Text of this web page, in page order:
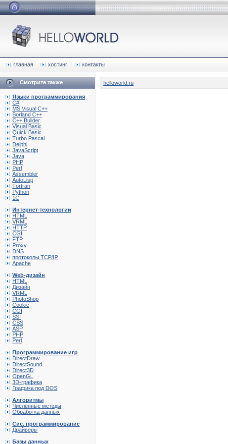
главная хостинг контакты
Смотрите также
Языки программирования
C#
MS Visual C++
Borland C++
C++ Builder
Visual Basic
Quick Basic
Turbo Pascal
Delphi
JavaScript
Java
PHP
Perl
Assembler
AutoLisp
Fortran
Python
1C
Интернет-технологии
HTML
VRML
HTTP
CGI
FTP
Proxy
DNS
протоколы TCP/IP
Apache
Web-дизайн
HTML
Дизайн
VRML
PhotoShop
Cookie
CGI
SSI
CSS
ASP
PHP
Perl
Программирование игр
DirectDraw
DirectSound
Direct3D
OpenGL
3D-графика
Графика под DOS
Алгоритмы
Численные методы
Обработка данных
Сис. программирование
Драйверы
Базы данных
helloworld.ru